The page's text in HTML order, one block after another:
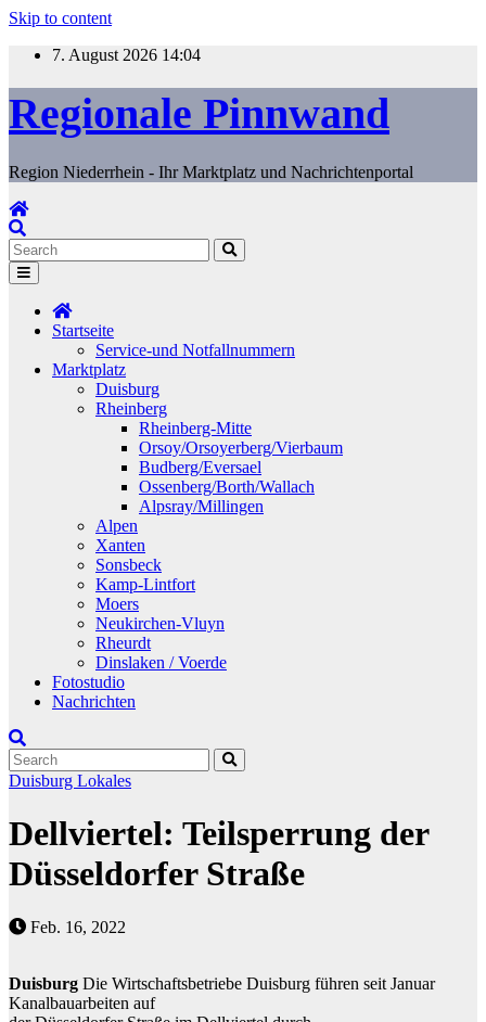
Skip to content
7. August 2026 14:04
Regionale Pinnwand
Region Niederrhein - Ihr Marktplatz und Nachrichtenportal
Startseite
Service-und Notfallnummern
Marktplatz
Duisburg
Rheinberg
Rheinberg-Mitte
Orsoy/Orsoyerberg/Vierbaum
Budberg/Eversael
Ossenberg/Borth/Wallach
Alpsray/Millingen
Alpen
Xanten
Sonsbeck
Kamp-Lintfort
Moers
Neukirchen-Vluyn
Rheurdt
Dinslaken / Voerde
Fotostudio
Nachrichten
Duisburg Lokales
Dellviertel: Teilsperrung der
Düsseldorfer Straße
Feb. 16, 2022
Duisburg Die Wirtschaftsbetriebe Duisburg führen seit Januar
Kanalbauarbeiten auf